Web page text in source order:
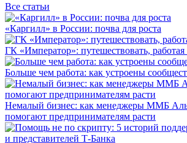
Все статьи
«Каргилл» в России: почва для роста
ГК «Император»: путешествовать, работая
Больше чем работа: как устроены
Немалый бизнес: как менеджеры ММБ
помогают предпринимателям расти